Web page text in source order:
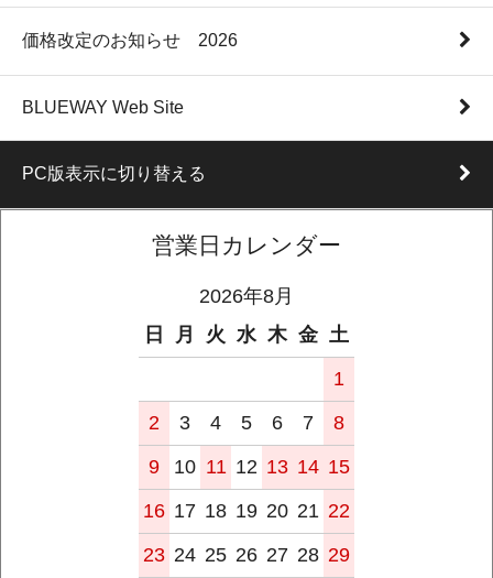
価格改定のお知らせ 2026
BLUEWAY Web Site
PC版表示に切り替える
営業日カレンダー
2026年8月
日
月 火 水 木 金 土
1
2
3 4 5 6 7
8
9
10 11 12 13 14 15
16 17 18 19 20 21 22
23 24 25 26 27 28 29